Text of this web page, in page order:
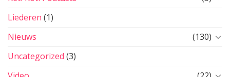
Liederen (1)
Nieuws
(130)
Uncategorized (3)